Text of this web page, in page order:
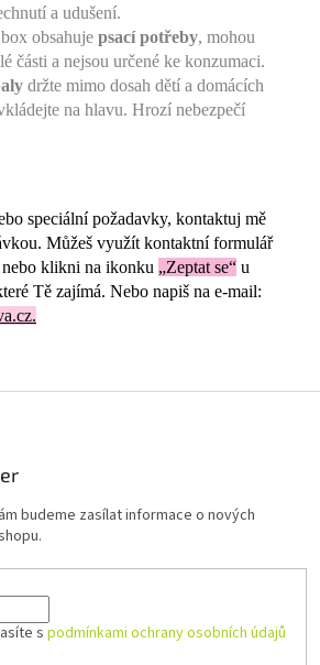
a udušení.
obsahuje psací potřeby, mohou
části a nejsou určené ke konzumaci.
držte mimo dosah dětí a domácích
na hlavu. Hrozí nebezpečí
speciální požadavky, kontaktuj mě
Můžeš využít kontaktní formulář
nebo klikni na ikonku „Zeptat se“ u
Tě zajímá. Nebo napiš na e-mail:
budeme zasílat informace o nových
s podmínkami ochrany osobních údajů